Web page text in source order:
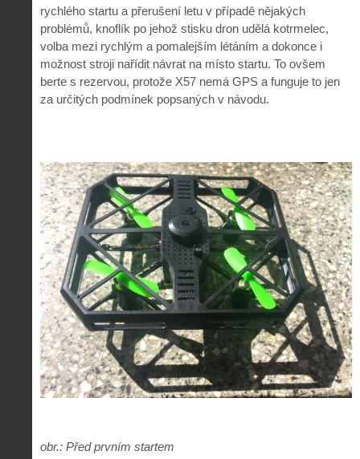
rychlého startu a přerušení letu v případě nějakých
problémů, knoflík po jehož stisku dron udělá kotrmelec,
volba mezi rychlým a pomalejším létáním a dokonce i
možnost stroji nařídit návrat na místo startu. To ovšem
berte s rezervou, protože X57 nemá GPS a funguje to jen
za určitých podmínek popsaných v návodu.
obr.: Před prvním startem